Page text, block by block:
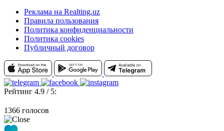
Реклама на Realting.uz
Правила пользования
Политика конфиденциальности
Политика cookies
Публичный договор
Рейтинг 4.9 / 5:
1366 голосов